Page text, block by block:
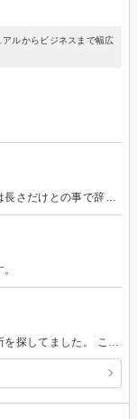
ルからビジネスまで幅広